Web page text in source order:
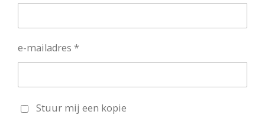
e-mailadres *
Stuur mij een kopie